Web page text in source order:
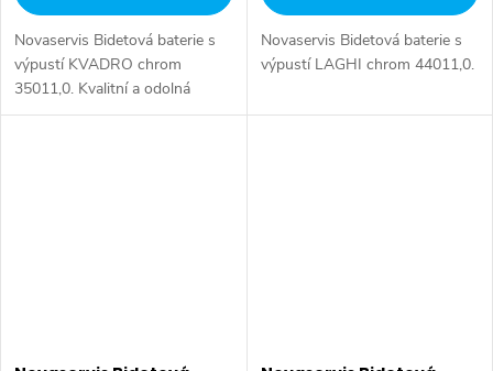
Novaservis Bidetová baterie s
výpustí KVADRO chrom
35011,0. Kvalitní a odolná
keramická kartuše 35 mm s
Novaservis Bidetová baterie s
výpustí LAGHI chrom 44011,0.